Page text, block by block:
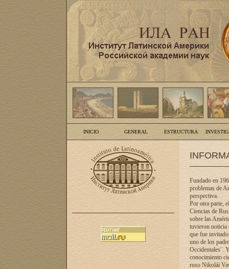
INICIO GENERAL ESTRUCTURA
Fundado en
problemas de
perspectiva.
Por otra parte,
Ciencias de
sobre las
tuvieron noticia
que fue
uno de los
Occidentales¨.
conocimiento
ruso Nikolái